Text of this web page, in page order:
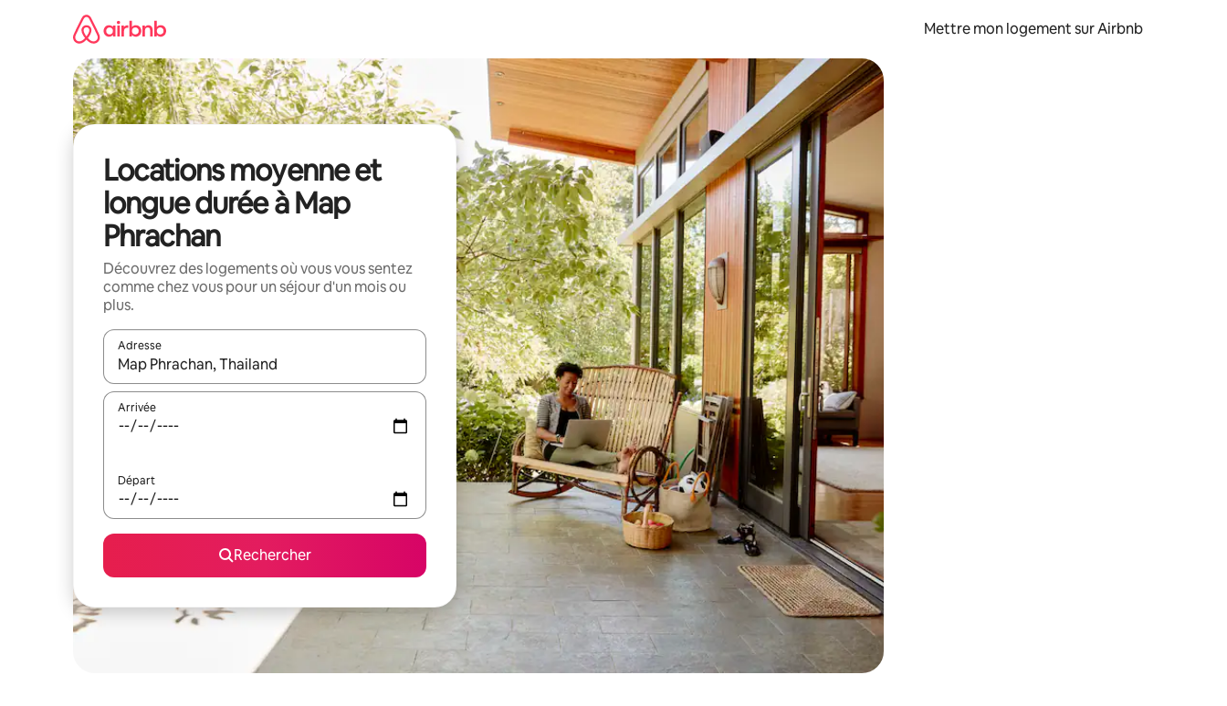
Mettre mon logement sur Airbnb
Locations moyenne et
longue durée à Map
Phrachan
Découvrez des logements où vous vous sentez
comme chez vous pour un séjour d'un mois ou
plus.
Adresse
Lorsque les résultats s'affichent, utilisez les flèches vers le haut et vers le bas pour les parcourir ou en appuyant et en faisant glisser.
Arrivée
Départ
Rechercher